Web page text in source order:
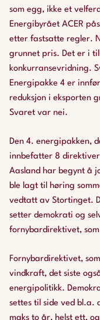
som egg, ikke et
Energibyrået ACER
etter fastsatte regler.
grunnet pris. Det er i
konkurransevridning.
Energipakke 4 er
reduksjon i eksporten
Svaret var nei.
Den 4. energipakken,
innbefatter 8
Aasland har begynt å
ble lagt til høring
vedtatt av Stortinget.
setter demokrati og
fornybardirektivet,
Fornybardirektivet,
vindkraft, det siste
energipolitikk.
settes til side ved bl.a.
maks to år, helst ett,